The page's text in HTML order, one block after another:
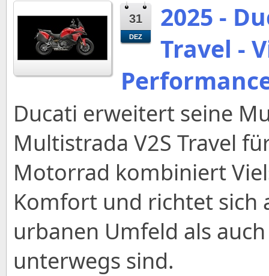
31
DEZ
2025 -
Travel -
Ducati erweitert seine
Multistrada V2S Travel
Motorrad kombiniert
Komfort und richtet sich
urbanen Umfeld als
unterwegs sind.